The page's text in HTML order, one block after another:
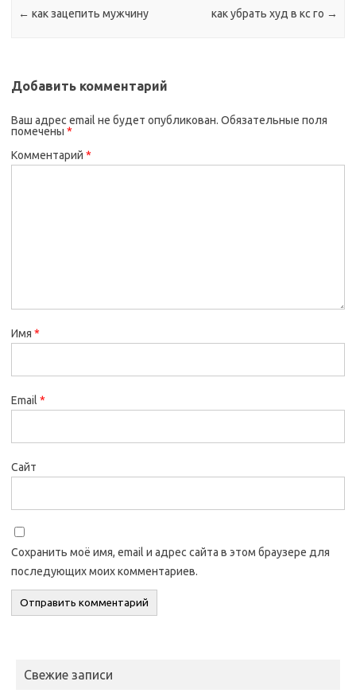
← как зацепить мужчину как убрать худ в кс го →
Добавить комментарий
Ваш адрес email не будет опубликован. Обязательные поля
помечены *
Комментарий *
Имя *
Email *
Сайт
Сохранить моё имя, email и адрес сайта в этом браузере для
последующих моих комментариев.
Свежие записи